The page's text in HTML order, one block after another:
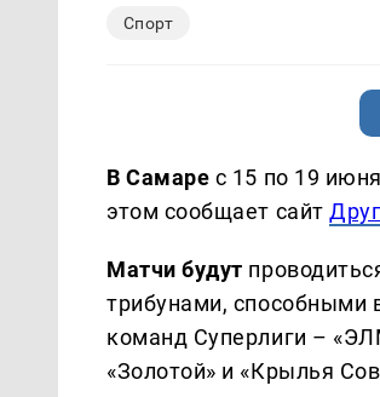
Спорт
В Самаре с 15 по 19
этом сообщает сайт
Матчи будут
трибунами, способными
команд Суперлиги –
«Золотой» и «Крылья